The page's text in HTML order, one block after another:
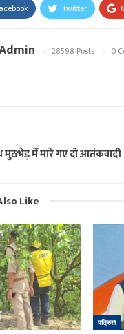
Twitter
28598 Posts 0
मुठभेड़ में मारे गए दो आतंकवादी
Like
पत्रिका